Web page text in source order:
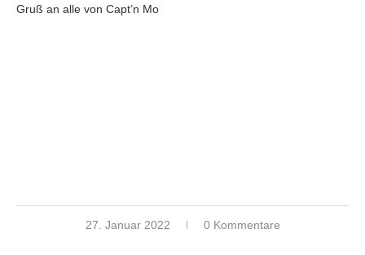
Gruß an alle von Capt’n Mo
27. Januar 2022 0 Kommentare